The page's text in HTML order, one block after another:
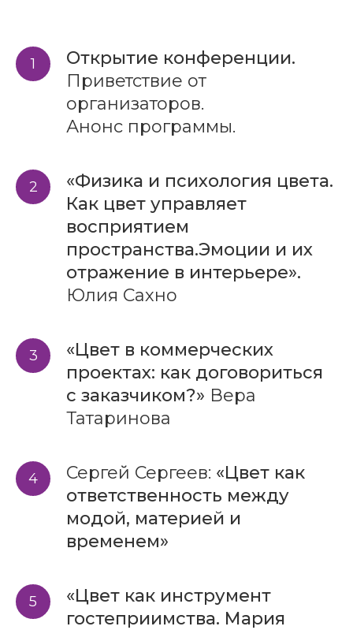
Открытие конференции.
Приветствие от
организаторов.
Анонс программы.
«Физика и психология цвета.
Как цвет управляет
восприятием
пространства.Эмоции и их
отражение в интерьере».
Юлия Сахно
«Цвет в коммерческих
проектах: как договориться
с заказчиком?» Вера
Татаринова
Сергей Сергеев: «Цвет как
ответственность между
модой, материей и
временем»
«Цвет как инструмент
гостеприимства. Мария